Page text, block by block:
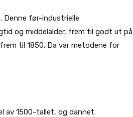
Denne før-industrielle
og middelalder, frem til godt ut på
til 1850. Da var metodene for
av 1500-tallet, og dannet